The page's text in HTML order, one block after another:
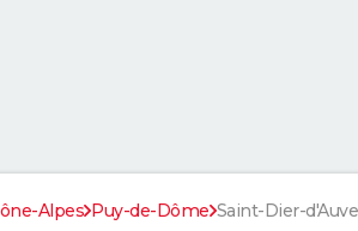
Alpes Puy-de-Dôme Saint-Dier-